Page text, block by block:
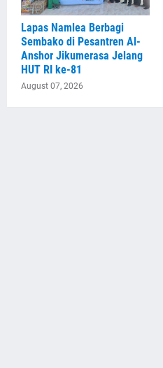
Lapas Namlea Berbagi
Sembako di Pesantren Al-
Anshor Jikumerasa Jelang
HUT RI ke-81
August 07, 2026